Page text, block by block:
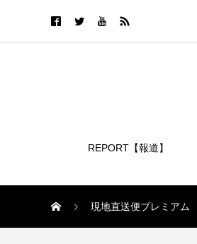
REPORT【報道】
現地直送便プレミアム